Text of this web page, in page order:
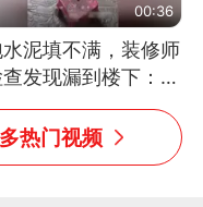
00:36
泥填不满，装修师
发现漏到楼下：出
延伸到外墙
热门视频